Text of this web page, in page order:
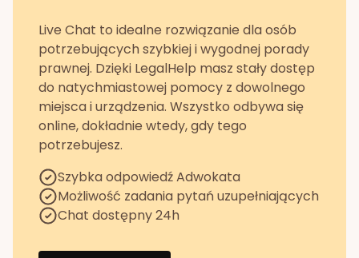
Live Chat to idealne rozwiązanie dla osób
potrzebujących szybkiej i wygodnej porady
prawnej. Dzięki LegalHelp masz stały dostęp
do natychmiastowej pomocy z dowolnego
miejsca i urządzenia. Wszystko odbywa się
online, dokładnie wtedy, gdy tego
potrzebujesz.
Szybka odpowiedź Adwokata
Możliwość zadania pytań uzupełniających
Chat dostępny 24h